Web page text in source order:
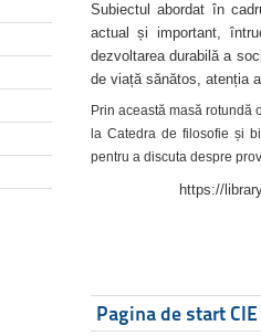
Subiectul abordat în
actual și important,
dezvoltarea durabilă a
de viață sănătos, atenția
Prin această masă rotundă
la Catedra de filosofie și
pentru a discuta despre
https://
Pagina de start CIE